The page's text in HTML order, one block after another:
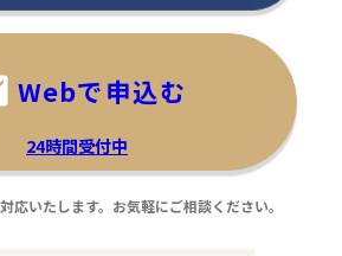
Webで申込む
24時間受付中
応いたします。お気軽にご相談ください。